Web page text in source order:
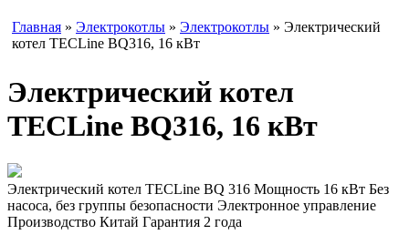
Главная » Электрокотлы » Электрокотлы » Электрический
котел TECLine BQ316, 16 кВт
Электрический котел
TECLine BQ316, 16 кВт
Электрический котел TECLine BQ 316 Мощность 16 кВт Без
насоса, без группы безопасности Электронное управление
Производство Китай Гарантия 2 года